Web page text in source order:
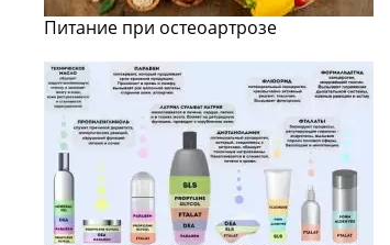
Питание при остеоартрозе